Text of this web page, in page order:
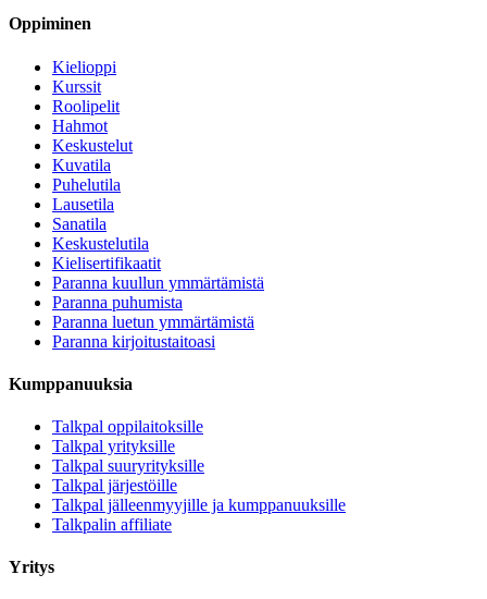
Oppiminen
Kielioppi
Kurssit
Roolipelit
Hahmot
Keskustelut
Kuvatila
Puhelutila
Lausetila
Sanatila
Keskustelutila
Kielisertifikaatit
Paranna kuullun ymmärtämistä
Paranna puhumista
Paranna luetun ymmärtämistä
Paranna kirjoitustaitoasi
Kumppanuuksia
Talkpal oppilaitoksille
Talkpal yrityksille
Talkpal suuryrityksille
Talkpal järjestöille
Talkpal jälleenmyyjille ja kumppanuuksille
Talkpalin affiliate
Yritys